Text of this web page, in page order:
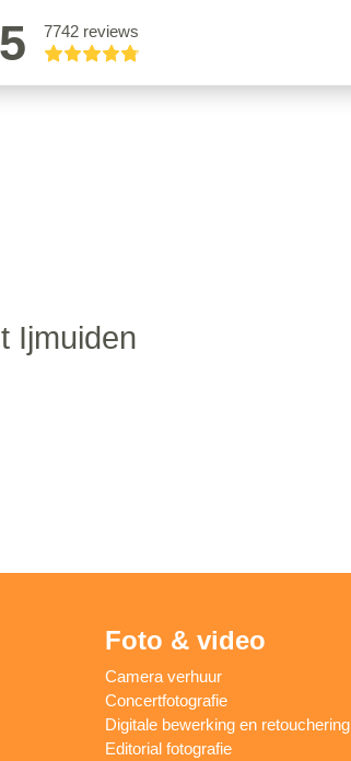
7742 reviews
Ijmuiden
Foto & video
Camera verhuur
Concertfotografie
Digitale bewerking en retouchering
Editorial fotografie